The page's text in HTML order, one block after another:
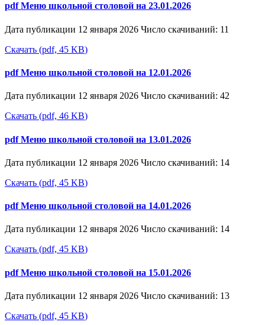
pdf Меню школьной столовой на 23.01.2026
Дата публикации 12 января 2026 Число скачиваний: 11
Скачать (pdf, 45 KB)
pdf Меню школьной столовой на 12.01.2026
Дата публикации 12 января 2026 Число скачиваний: 42
Скачать (pdf, 46 KB)
pdf Меню школьной столовой на 13.01.2026
Дата публикации 12 января 2026 Число скачиваний: 14
Скачать (pdf, 45 KB)
pdf Меню школьной столовой на 14.01.2026
Дата публикации 12 января 2026 Число скачиваний: 14
Скачать (pdf, 45 KB)
pdf Меню школьной столовой на 15.01.2026
Дата публикации 12 января 2026 Число скачиваний: 13
Скачать (pdf, 45 KB)